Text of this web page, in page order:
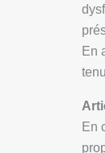
En
En